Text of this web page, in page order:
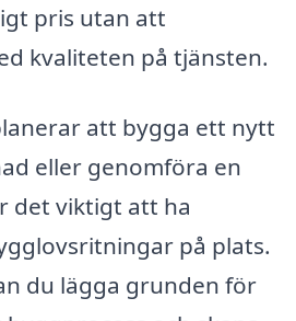
pris utan att
kvaliteten på tjänsten.
att bygga ett nytt
eller genomföra en
det viktigt att ha
på plats.
du lägga grunden för